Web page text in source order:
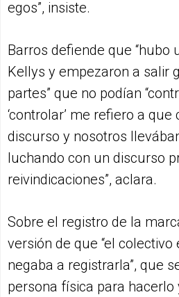
egos”, insiste.
Barros defiende que “hubo
Kellys y empezaron a salir
partes” que no podían
‘controlar’ me refiero a
discurso y nosotros
luchando con un discurso
reivindicaciones”, aclara.
Sobre el registro de la
versión de que “el
negaba a registrarla”, que
persona física para hacerlo